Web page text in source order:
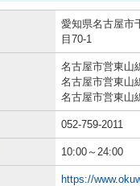
愛知県名古屋市
目70-1
名古屋市営東山
名古屋市営東山
名古屋市営東山
052-759-2011
10:00～24:00
https://